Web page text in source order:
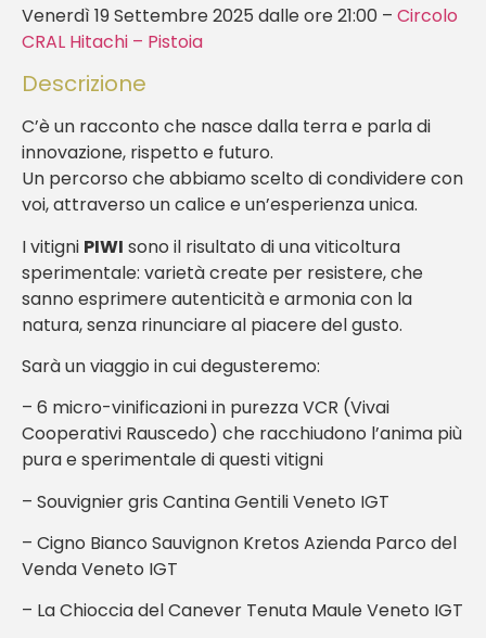
Venerdì 19 Settembre 2025 dalle ore 21:00 – Circolo
CRAL Hitachi – Pistoia
Descrizione
C’è un racconto che nasce dalla terra e parla di
innovazione, rispetto e futuro.
Un percorso che abbiamo scelto di condividere con
voi, attraverso un calice e un’esperienza unica.
I vitigni PIWI sono il risultato di una viticoltura
sperimentale: varietà create per resistere, che
sanno esprimere autenticità e armonia con la
natura, senza rinunciare al piacere del gusto.
Sarà un viaggio in cui degusteremo:
– 6 micro-vinificazioni in purezza VCR (Vivai
Cooperativi Rauscedo) che racchiudono l’anima più
pura e sperimentale di questi vitigni
– Souvignier gris Cantina Gentili Veneto IGT
– Cigno Bianco Sauvignon Kretos Azienda Parco del
Venda Veneto IGT
– La Chioccia del Canever Tenuta Maule Veneto IGT